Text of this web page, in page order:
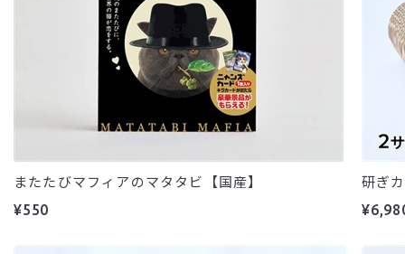
またたびマフィアのマタタビ【国産】
¥550
研ぎ